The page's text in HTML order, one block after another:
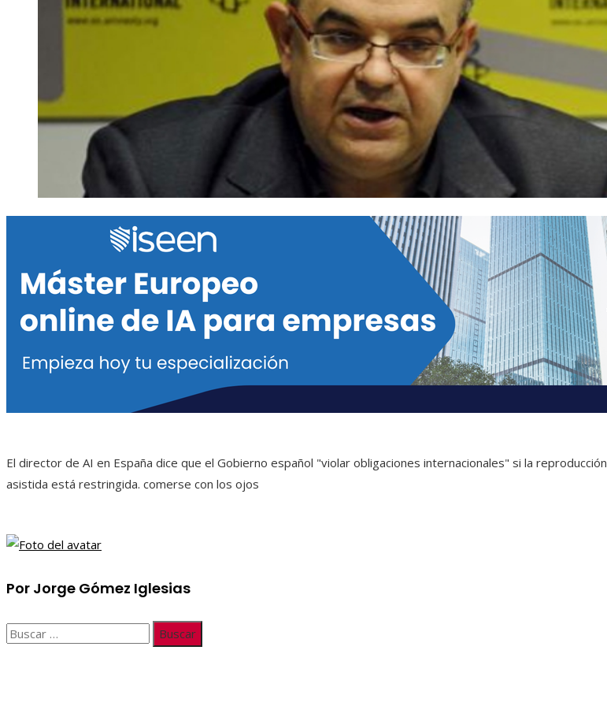
El director de AI en España dice que el Gobierno español "violar obligaciones internacionales" si la reproducción
asistida está restringida. comerse con los ojos
Por Jorge Gómez Iglesias
Buscar: